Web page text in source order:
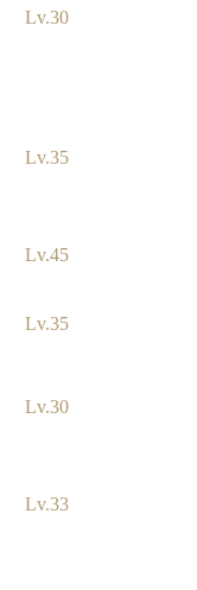
Lv.30
Lv.35
Lv.45
Lv.35
Lv.30
Lv.33